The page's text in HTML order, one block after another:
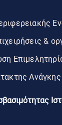
&
Ανάγκης